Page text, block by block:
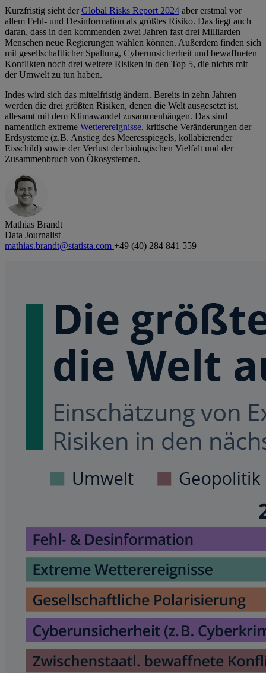
Kurzfristig sieht derGlobal Risks Report 2024 aber erstmal vor
allem Fehl- und Desinformation als größtes Risiko. Das liegt auch
daran, dass in den kommenden zwei Jahren fast drei Milliarden
Menschen neue Regierungen wählen können. Außerdem finden sich
mit gesellschaftlicher Spaltung, Cyberunsicherheit und bewaffneten
Konflikten noch drei weitere Risiken in den Top 5, die nichts mit
der Umwelt zu tun haben.
Indes wird sich das mittelfristig ändern. Bereits in zehn Jahren
werden die drei größten Risiken, denen die Welt ausgesetzt ist,
allesamt mit dem Klimawandel zusammenhängen. Das sind
namentlich extreme Wetterereignisse, kritische Veränderungen der
Erdsysteme (z.B. Anstieg des Meeresspiegels, kollabierender
Eisschild) sowie der Verlust der biologischen Vielfalt und der
Zusammenbruch von Ökosystemen.
Mathias Brandt
Data Journalist
mathias.brandt@statista.com +49 (40) 284 841 559